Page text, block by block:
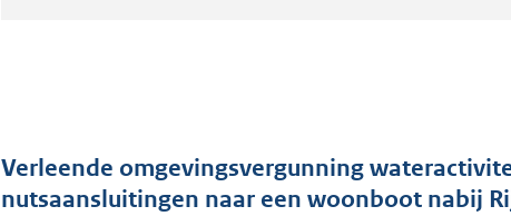
Verleende omgevingsvergunning
nutsaansluitingen naar een woonboot nabij